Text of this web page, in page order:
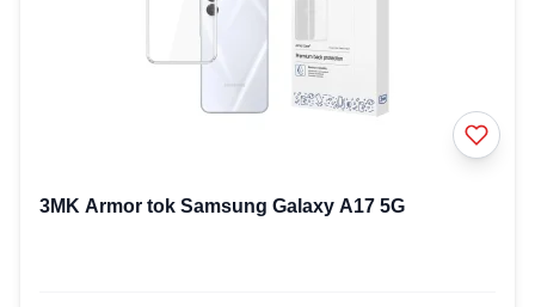
3MK Armor tok Samsung Galaxy A17 5G